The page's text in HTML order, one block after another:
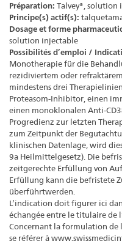
Préparation: Talvey®, solution
Principe(s) actif(s):
Dosage et forme
solution injectable
Possibilités d’emploi /
Monotherapie für die
rezidiviertem oder
mindestens drei
Proteasom-Inhibitor, einen
einen monoklonalen Anti-
Progredienz zur letzten
zum Zeitpunkt der
klinischen Datenlage, wird
9a Heilmittelgesetz). Die
zeitgerechte Erfüllung von
Erfüllung kann die befristete
überführtwerden.
L’indication doit figurer ici
échangée entre le titulaire de
Concernant la formulation de
se référer à